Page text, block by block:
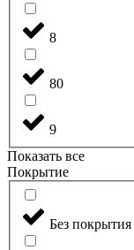
8
80
9
Показать все
Покрытие
Без покрытия